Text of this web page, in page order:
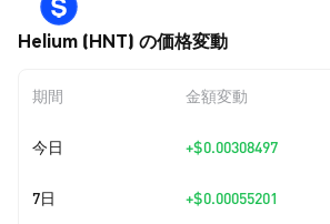
Helium (HNT) の価格変動
期間 金額変動
今日 +$0.00308497
7日 +$0.00055201